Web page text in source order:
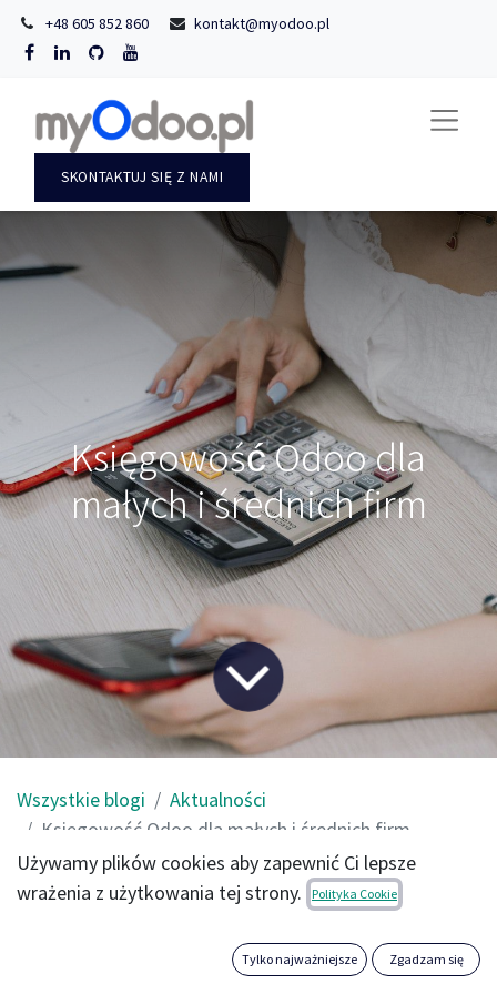
+48 605 852 860 kontakt@myodoo.pl
SKONTAKTUJ SIĘ Z NAMI
Księgowość Odoo dla
małych i średnich firm
Wszystkie blogi
Aktualności
Księgowość Odoo dla małych i średnich firm
Oprogramowanie księgowe to inteligentne rozwiązanie
prowadzenia ksiąg rachunkowych podczas zarządzania
Używamy plików cookies aby zapewnić Ci lepsze
wrażenia z użytkowania tej strony.
Polityka Cookie
Tylko najważniejsze Zgadzam się